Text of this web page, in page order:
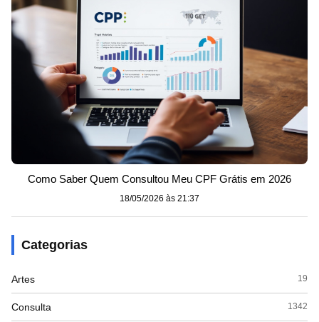
Como Saber Quem Consultou Meu CPF Grátis em 2026
18/05/2026 às 21:37
Categorias
Artes 19
Consulta 1342